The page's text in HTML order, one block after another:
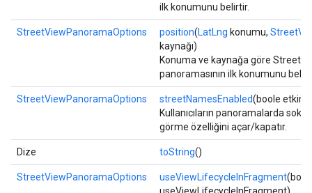
ilk konumunu belirtir.
StreetViewPanoramaOptions position(LatLng konumu,
kaynağı)
Konuma ve kaynağa göre Street
panoramasının ilk konumunu
StreetViewPanoramaOptions streetNamesEnabled(boole etkin)
Kullanıcıların panoramalarda sokak
görme özelliğini açar/kapatır.
Dize toString()
StreetViewPanoramaOptions useViewLifecycleInFragment